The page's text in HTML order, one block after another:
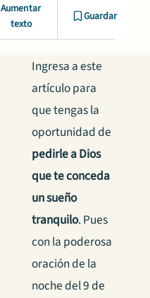
Aumentar
texto
Guardar
Ingresa a este
artículo para
que tengas la
oportunidad de
pedirle a Dios
que te conceda
un sueño
tranquilo. Pues
con la poderosa
oración de la
noche del 9 de